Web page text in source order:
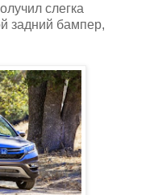
слегка
задний бампер,